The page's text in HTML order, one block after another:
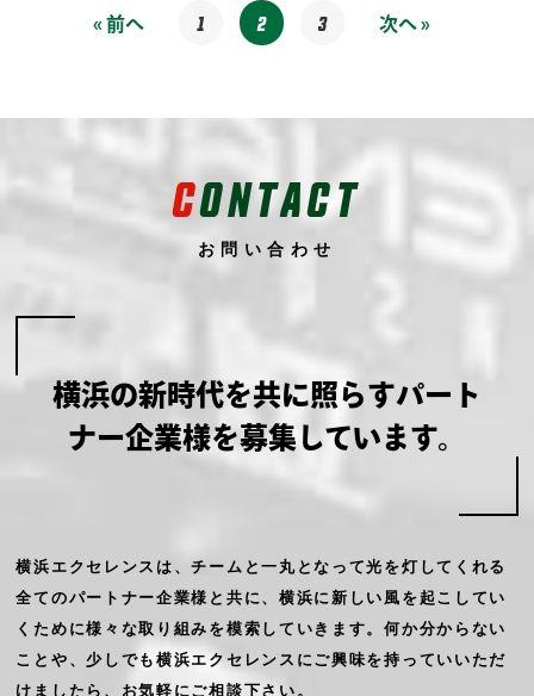
« 前へ 1 2 3 次へ »
CONTACT
お問い合わせ
横浜の新時代を共に照らすパート
ナー企業様を募集しています。
横浜エクセレンスは、チームと一丸となって光を灯してくれる
全てのパートナー企業様と共に、横浜に新しい風を起こしてい
くために様々な取り組みを模索していきます。何か分からない
ことや、少しでも横浜エクセレンスにご興味を持っていいただ
けましたら、お気軽にご相談下さい。